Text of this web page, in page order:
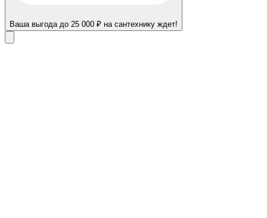
Ваша выгода до 25 000 ₽ на сантехнику ждет!